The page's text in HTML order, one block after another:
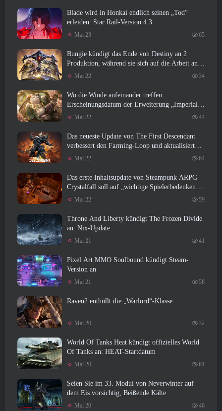
Blade wird in Honkai endlich seinen „Tod“
erleiden: Star Rail-Version 4.3
Mai 23 65
Bungie kündigt das Ende von Destiny an 2
Produktion, während sie sich auf die Arbeit an
neuen Projekten vorbereiten
Mai 22 34
Wo die Winde aufeinander treffen:
Erscheinungsdatum der Erweiterung „Imperial
Palace“ bekannt gegeben
Mai 22 44
Das neueste Update von The First Descendant
verbessert den Farming-Loop und aktualisiert
den Onslaught-Modus
Mai 22 64
Das erste Inhaltsupdate von Steampunk ARPG
Crystalfall soll auf „wichtige Spielerbedenken“
eingehen
Mai 22 59
Throne And Liberty kündigt The Frozen Divide
an: Nix-Update
Mai 21 41
Pixel Art MMO Soulbound kündigt Steam-
Version an
Mai 21 58
Raven2 enthüllt die „Warlord“-Klasse
Mai 20 32
World Of Tanks Heat kündigt offizielles World
Of Tanks an: HEAT-Startdatum
Mai 20 61
Seien Sie im 33. Modul von Neverwinter auf
dem Eis vorsichtig, Beißende Kälte
Mai 20 46